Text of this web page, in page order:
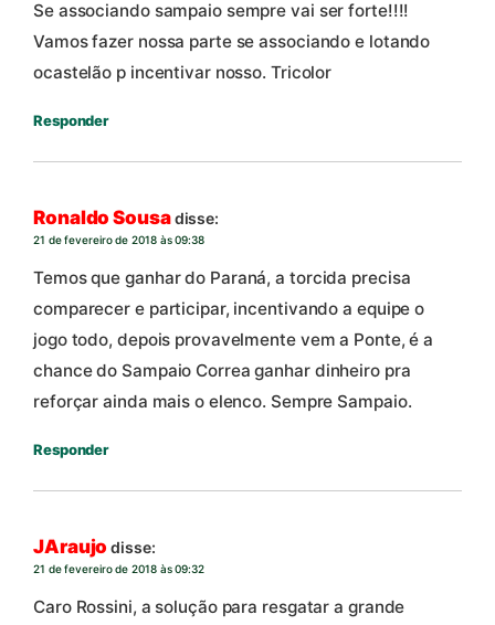
Se associando sampaio sempre vai ser forte!!!!
Vamos fazer nossa parte se associando e lotando
ocastelão p incentivar nosso. Tricolor
Responder
Ronaldo Sousadisse:
21 de fevereiro de 2018 às 09:38
Temos que ganhar do Paraná, a torcida precisa
comparecer e participar, incentivando a equipe o
jogo todo, depois provavelmente vem a Ponte, é a
chance do Sampaio Correa ganhar dinheiro pra
reforçar ainda mais o elenco. Sempre Sampaio.
Responder
JAraujo disse:
21 de fevereiro de 2018 às 09:32
Caro Rossini, a solução para resgatar a grande